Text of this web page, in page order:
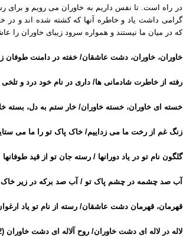
در راه است. تا نفس داریم به خاوران می رویم و برای
گرامی داشت یاد و خاطره آنها که کشته شده اند و در
که در میان ما نیستند و همواره سرود زیبای خاوران را
خاوران، خاوران، دشت عاشقان/ خفته در دامنت طوفان
رفته از خاطرت شادمانی ها/ داری در نام خود درد و تلخی
خسته ای خاوران، خسته خاوران/ خار ستم به دل، بسته
زنگ غم از رخت ما می زداییم/ خاک پاک تو را ما می
گلگون نام تو در یاد دورانها / رسته جان تو از قید طوفانها
آب صد چشمه در چشم پاک تو / آب صد برکه در زیر خاک
قهرمان، قهرمان دشت عاشقان/ رسته از نام تو یاد
لاله در لاله ای دشت خاوران/ روح آلاله ای دشت خاوران (2)